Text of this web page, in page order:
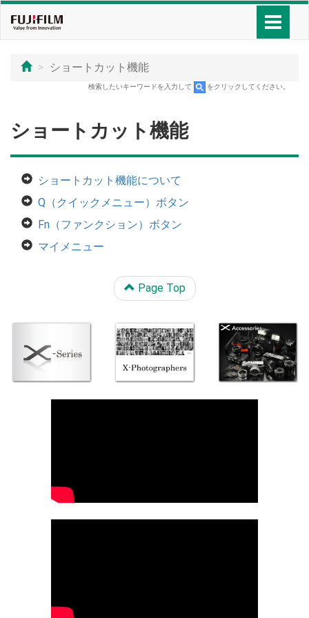
ショートカット機能
検索したいキーワードを入力して をクリックしてください。
ショートカット機能
ショートカット機能について
Q（クイックメニュー）ボタン
Fn（ファンクション）ボタン
マイメニュー
Page Top